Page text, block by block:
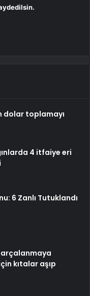
dolar toplamayı
4 itfaiye eri
6 Zanlı Tutuklandı
kıtalar aşıp